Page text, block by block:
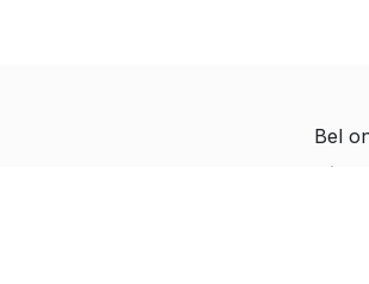
Bel